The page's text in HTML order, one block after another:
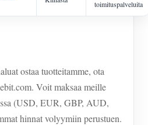
toimituspalveluita
ostaa tuotteitamme, ota
Voit maksaa meille
(USD, EUR, GBP, AUD,
hinnat volyymiin perustuen.